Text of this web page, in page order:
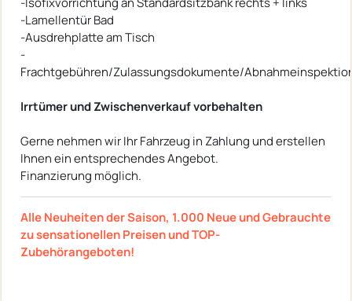
-Lamellentür Bad
-Ausdrehplatte am Tisch
-
Frachtgebühren/Zulassungsdokumente/
Irrtümer und Zwischenverkauf vorbehalten
Gerne nehmen wir Ihr Fahrzeug in Zahlung und erstellen
Ihnen ein entsprechendes Angebot.
Finanzierung möglich.
Alle Neuheiten der Saison, 1.000 Neue und Gebrauchte
zu sensationellen Preisen und TOP-
Zubehörangeboten!